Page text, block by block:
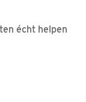
écht helpen